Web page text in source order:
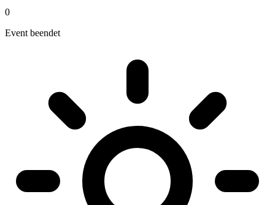
0
Event beendet